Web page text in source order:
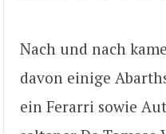
Nach und nach
davon einige
ein Ferarri sowie